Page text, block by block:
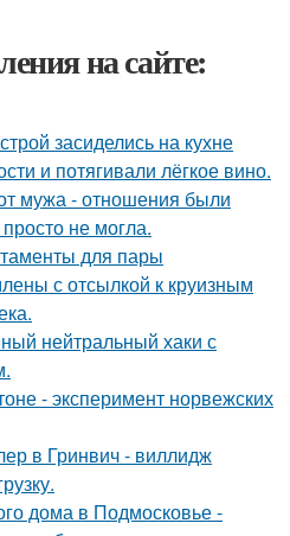
на сайте:
засиделись на кухне
и потягивали лёгкое вино.
мужа - отношения были
не могла.
для пары
с отсылкой к круизным
нейтральный хаки с
- эксперимент норвежских
в Гринвич - виллидж
дома в Подмосковье -